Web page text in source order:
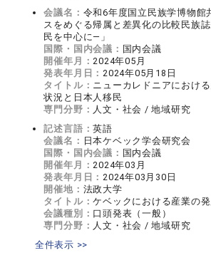
会議名： 令和6年度国立民族学博物館
スをめぐる帰属と差異化の比較民族
民を中心に―」
国際・国内会議： 国内会議
開催年月：2024年05月
発表年月日：2024年05月18日
タイトル： ニューカレドニアにおけ
状況と日本人移民
専門分野： 人文・社会 / 地域研究
記述言語：英語
会議名： 日本ケベック学会研究会
国際・国内会議： 国内会議
開催年月：2024年03月
発表年月日：2024年03月30日
開催地： 法政大学
タイトル：ケベックにおける産業の
会議種別： 口頭発表（一般）
専門分野： 人文・社会 / 地域研究
全件表示 >>